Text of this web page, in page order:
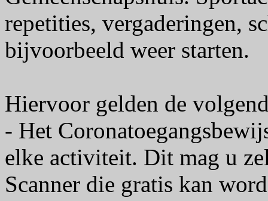
repetities, vergaderingen,
bijvoorbeeld weer starten.
Hiervoor gelden de
- Het
elke activiteit. Dit mag u
Scanner die gratis kan